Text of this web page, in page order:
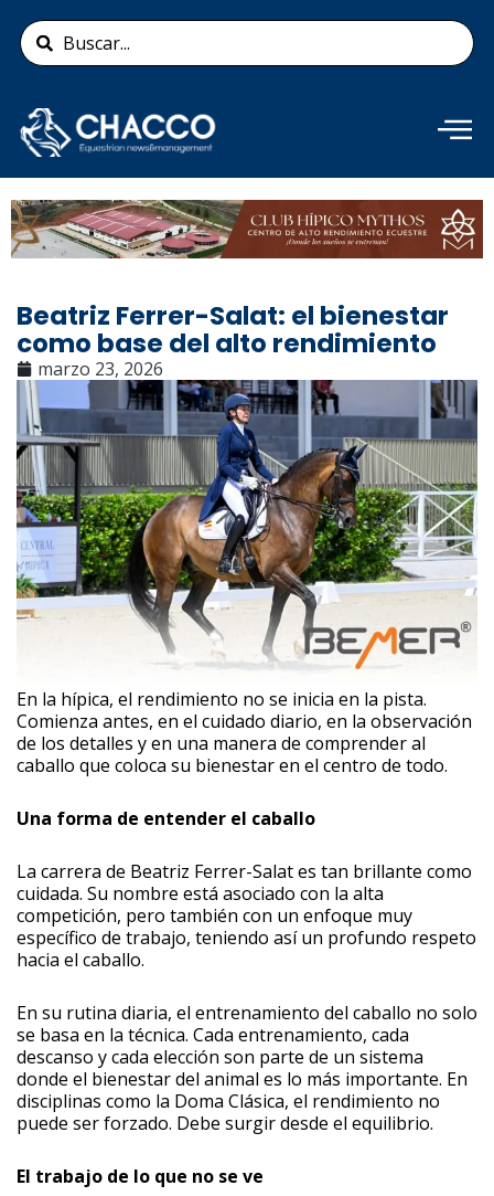
contenido
Search
...
Añade aquí tu texto de
cabecera
Beatriz Ferrer-Salat: el bienestar
como base del alto rendimiento
marzo 23, 2026
En la hípica, el rendimiento no se inicia en la pista.
Comienza antes, en el cuidado diario, en la observación
de los detalles y en una manera de comprender al
caballo que coloca su bienestar en el centro de todo.
Una forma de entender el caballo
La carrera de Beatriz Ferrer-Salat es tan brillante como
cuidada. Su nombre está asociado con la alta
competición, pero también con un enfoque muy
específico de trabajo, teniendo así un profundo respeto
hacia el caballo.
En su rutina diaria, el entrenamiento del caballo no solo
se basa en la técnica. Cada entrenamiento, cada
descanso y cada elección son parte de un sistema
donde el bienestar del animal es lo más importante. En
disciplinas como la Doma Clásica, el rendimiento no
puede ser forzado. Debe surgir desde el equilibrio.
El trabajo de lo que no se ve